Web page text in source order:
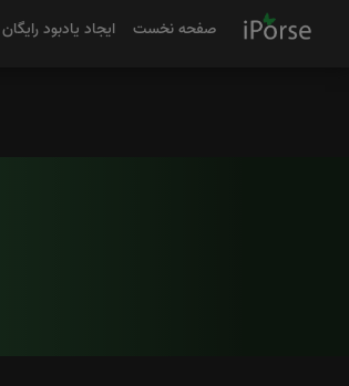
صفحه نخست ایجاد یادبود رایگان